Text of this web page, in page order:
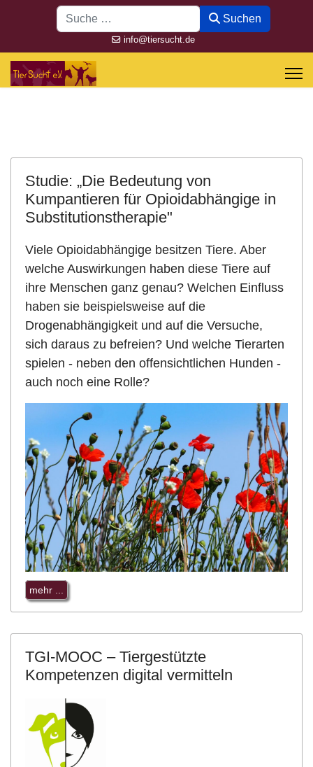
Suchen
info@tiersucht.de
Studie: „Die Bedeutung von
Kumpantieren für Opioidabhängige in
Substitutionstherapie"
Viele Opioidabhängige besitzen Tiere. Aber
welche Auswirkungen haben diese Tiere auf
ihre Menschen ganz genau? Welchen Einfluss
haben sie beispielsweise auf die
Drogenabhängigkeit und auf die Versuche,
sich daraus zu befreien? Und welche Tierarten
spielen - neben den offensichtlichen Hunden -
auch noch eine Rolle?
mehr ...
TGI-MOOC – Tiergestützte
Kompetenzen digital vermitteln